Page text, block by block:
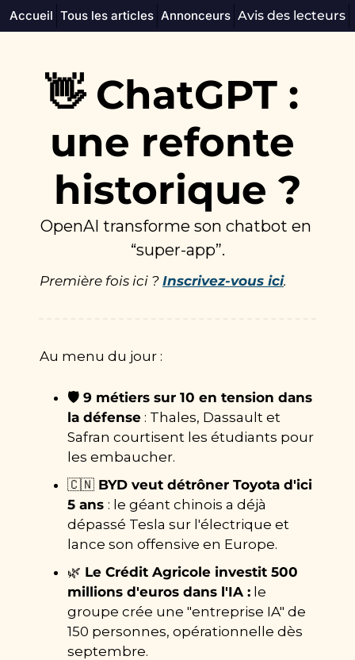
Accueil Tous les articles Annonceurs Avis des lecteurs
👋 ChatGPT :
une refonte
historique ?
OpenAI transforme son chatbot en
“super-app”.
Première fois ici ? Inscrivez-vous ici.
Au menu du jour :
🛡️ 9 métiers sur 10 en tension dans
la défense : Thales, Dassault et
Safran courtisent les étudiants pour
les embaucher.
🇨🇳 BYD veut détrôner Toyota d'ici
5 ans : le géant chinois a déjà
dépassé Tesla sur l'électrique et
lance son offensive en Europe.
🌿 Le Crédit Agricole investit 500
millions d'euros dans l'IA : le
groupe crée une "entreprise IA" de
150 personnes, opérationnelle dès
septembre.